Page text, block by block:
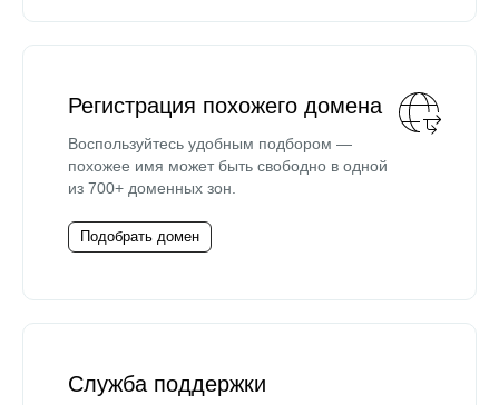
Регистрация похожего домена
Воспользуйтесь удобным подбором —
похожее имя может быть свободно в одной
из 700+ доменных зон.
Подобрать домен
Служба поддержки